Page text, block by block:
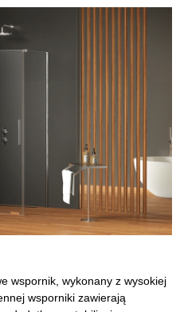
wspornik, wykonany z wysokiej
wsporniki zawierają